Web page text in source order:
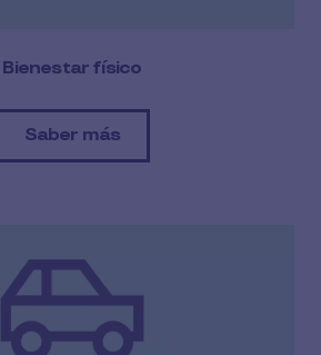
Bienestar físico
Saber más